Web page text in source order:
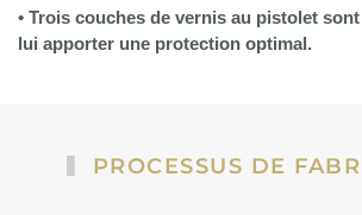
• Trois couches de vernis au pistolet
lui apporter une protection optimal.
PROCESSUS DE